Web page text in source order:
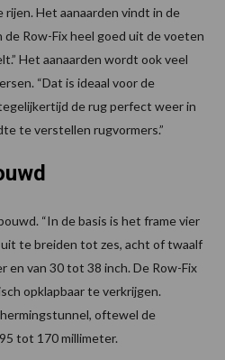
Het aanaarden vindt in de
Row-Fix heel goed uit de voeten
Het aanaarden wordt ook veel
“Dat is ideaal voor de
de rug perfect weer in
te verstellen rugvormers.”
“In de basis is het frame vier
uit te breiden tot zes, acht of twaalf
en van 30 tot 38 inch. De Row-Fix
opklapbaar te verkrijgen.
oftewel de
tot 170 millimeter.